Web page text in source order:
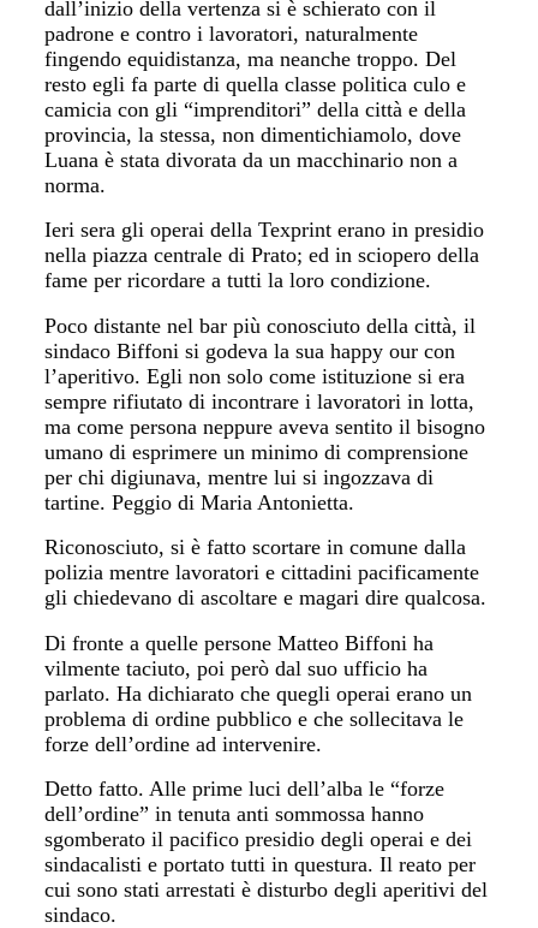
dall’inizio della vertenza si è schierato con il
padrone e contro i lavoratori, naturalmente
fingendo equidistanza, ma neanche troppo. Del
resto egli fa parte di quella classe politica culo e
camicia con gli “imprenditori” della città e della
provincia, la stessa, non dimentichiamolo, dove
Luana è stata divorata da un macchinario non a
norma.
Ieri sera gli operai della Texprint erano in presidio
nella piazza centrale di Prato; ed in sciopero della
fame per ricordare a tutti la loro condizione.
Poco distante nel bar più conosciuto della città, il
sindaco Biffoni si godeva la sua happy our con
l’aperitivo. Egli non solo come istituzione si era
sempre rifiutato di incontrare i lavoratori in lotta,
ma come persona neppure aveva sentito il bisogno
umano di esprimere un minimo di comprensione
per chi digiunava, mentre lui si ingozzava di
tartine. Peggio di Maria Antonietta.
Riconosciuto, si è fatto scortare in comune dalla
polizia mentre lavoratori e cittadini pacificamente
gli chiedevano di ascoltare e magari dire qualcosa.
Di fronte a quelle persone Matteo Biffoni ha
vilmente taciuto, poi però dal suo ufficio ha
parlato. Ha dichiarato che quegli operai erano un
problema di ordine pubblico e che sollecitava le
forze dell’ordine ad intervenire.
Detto fatto. Alle prime luci dell’alba le “forze
dell’ordine” in tenuta anti sommossa hanno
sgomberato il pacifico presidio degli operai e dei
sindacalisti e portato tutti in questura. Il reato per
cui sono stati arrestati è disturbo degli aperitivi del
sindaco.